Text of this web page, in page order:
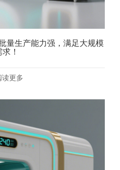
量生产能力强，满足大规模
求！
读更多